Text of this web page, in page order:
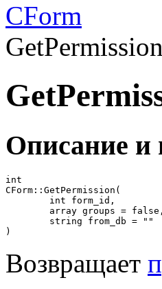
CForm
Описание и
int
CForm::GetPermission(
)
Возвращает